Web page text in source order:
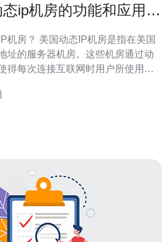
ip机房的功能和应用场
机房？ 美国动态IP机房是指在美国
址的服务器机房。这些机房通过动
得每次连接互联网时用户所使用的
时满足特定的业务需求。 动态IP